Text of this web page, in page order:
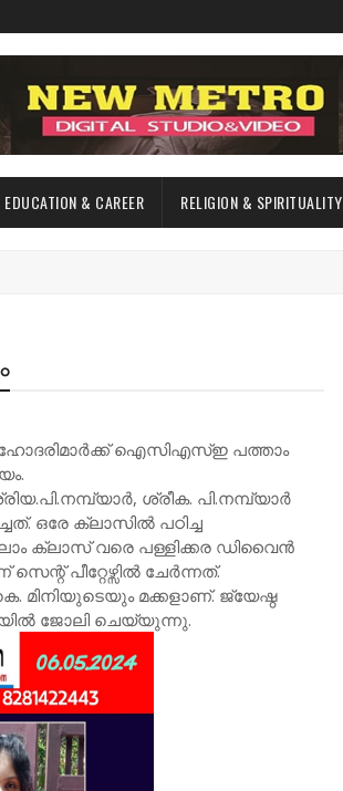
EDUCATION & CAREER RELIGION & SPIRITUALITY
ഐസിഎസ്ഇ പത്താം
ശ്രീക. പി.നമ്പ്യാർ
ഒരേ ക്ലാസിൽ പഠിച്ച
ക്ലാസ് വരെ പള്ളിക്കര ഡിവൈൻ
പീറ്റേഴ്സിൽ ചേർന്നത്.
മക്കളാണ്. ജ്യേഷ്ഠ
ജോലി ചെയ്യുന്നു.